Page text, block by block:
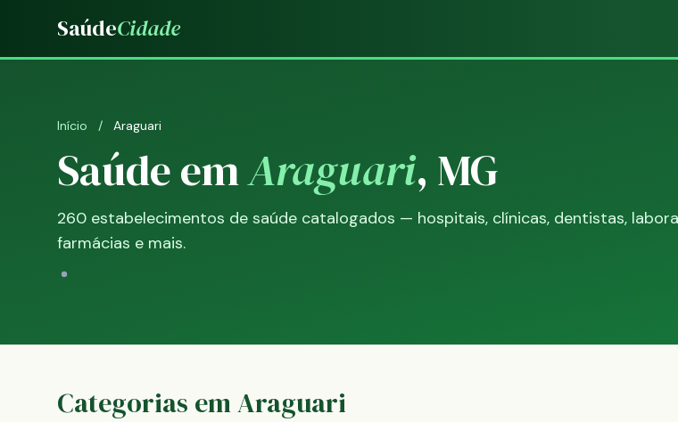
SaúdeCidade
Início / Araguari
Saúde emAraguari, MG
260 estabelecimentos de saúde catalogados — hospitais, clínicas, dentistas,
farmácias e mais.
Categorias em Araguari